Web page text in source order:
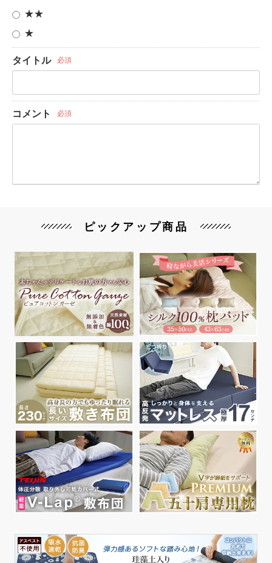
★★
★
タイトル 必須
コメント 必須
ピックアップ商品